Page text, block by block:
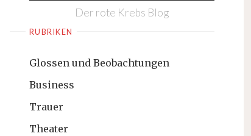
Der rote Krebs Blog
RUBRIKEN
Glossen und Beobachtungen
Business
Trauer
Theater